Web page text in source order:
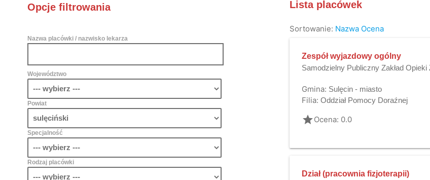
Opcje filtrowania
Nazwa placówki / nazwisko lekarza
Województwo
Powiat
Specjalność
Rodzaj placówki
Lista placówek
Sortowanie: Nazwa Ocena
Zespół wyjazdowy ogólny
Samodzielny Publiczny Zakład Opieki
Gmina: Sulęcin - miasto
Filia: Oddział Pomocy Doraźnej
gradeOcena: 0.0
Dział (pracownia fizjoterapii)